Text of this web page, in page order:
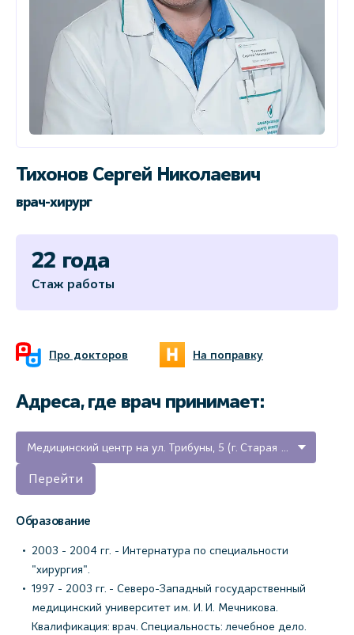
Тихонов Сергей Николаевич
врач-хирург
22 года
Стаж работы
Про докторов На поправку
Адреса, где врач принимает:
Медицинский центр на ул. Трибуны, 5 (г. Старая Русса)
Перейти
Образование
2003 - 2004 гг. - Интернатура по специальности
"хирургия".
1997 - 2003 гг. - Северо-Западный государственный
медицинский университет им. И. И. Мечникова.
Квалификация: врач. Специальность: лечебное дело.